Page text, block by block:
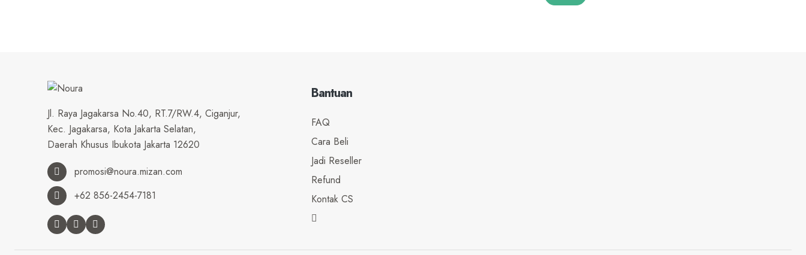
Jl. Raya Jagakarsa No.40, RT.7/RW.4, Ciganjur,
Kec. Jagakarsa, Kota Jakarta Selatan,
Daerah Khusus Ibukota Jakarta 12620
promosi@noura.mizan.com
+62 856-2454-7181
Bantuan
FAQ
Cara Beli
Jadi Reseller
Refund
Kontak CS